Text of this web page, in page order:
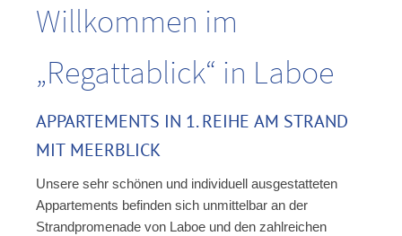
Willkommen im
„Regattablick“ in Laboe
APPARTEMENTS IN 1. REIHE AM STRAND
MIT MEERBLICK
Unsere sehr schönen und individuell ausgestatteten
Appartements befinden sich unmittelbar an der
Strandpromenade von Laboe und den zahlreichen